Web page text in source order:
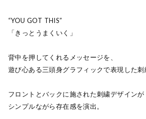
“YOU GOT THIS”
「きっとうまくいく」
背中を押してくれるメッセージを、
遊び心ある三頭身グラフィックで表現した刺
フロントとバックに施された刺繍デザインが
シンプルながら存在感を演出。